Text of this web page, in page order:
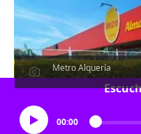
Metro Alquería
00:00